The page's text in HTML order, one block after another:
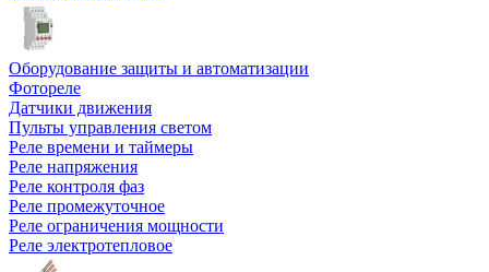
Оборудование защиты и автоматизации
Фотореле
Датчики движения
Пульты управления светом
Реле времени и таймеры
Реле напряжения
Реле контроля фаз
Реле промежуточное
Реле ограничения мощности
Реле электротепловое